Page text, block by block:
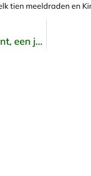
tien meeldraden en
Leeuwenbek een oude muurplant, een jonge tuinvlieder